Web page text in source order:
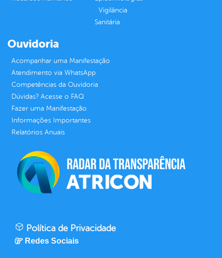
Vigilância
Sanitária
Ouvidoria
Acompanhar uma Manifestação
Atendimento via WhatsApp
Competências da Ouvidoria
Dúvidas? Acesse o FAQ
Fazer uma Manifestação
Informações Importantes
Relatórios Anuais
Política de Privacidade
Redes Sociais